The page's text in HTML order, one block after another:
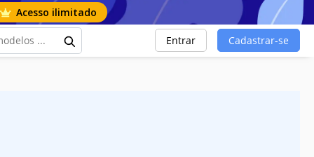
Acesso ilimitado
Entrar Cadastrar-se